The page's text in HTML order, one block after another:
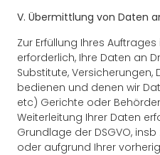
V. Übermittlung von Daten
Zur Erfüllung Ihres
erforderlich, Ihre Daten an
Substitute, Versicherungen,
bedienen und denen wir
etc) Gerichte oder
Weiterleitung Ihrer Daten
Grundlage der DSGVO,
oder aufgrund Ihrer